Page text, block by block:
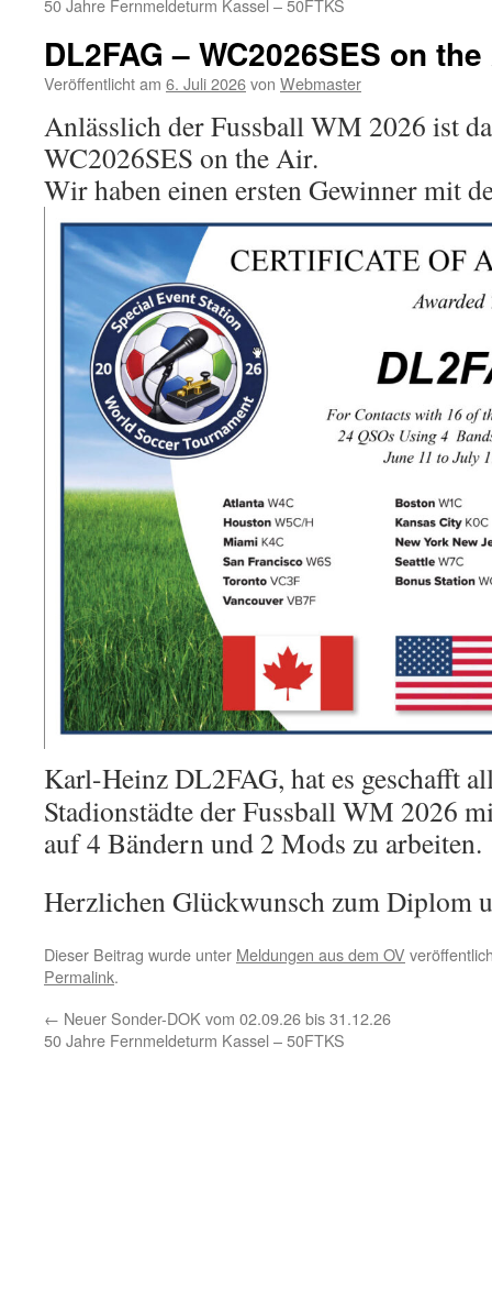
50 Jahre Fernmeldeturm Kassel – 50FTKS
DL2FAG – WC2026SES on
Veröffentlicht am 6. Juli 2026von Webmaster
Anlässlich der Fussball WM 2026 ist
WC2026SES on the Air.
Wir haben einen ersten Gewinner mit
Karl-Heinz DL2FAG, hat es geschafft
Stadionstädte der Fussball WM 2026
auf 4 Bändern und 2 Mods zu arbeiten.
Herzlichen Glückwunsch zum Diplom
Dieser Beitrag wurde unter Meldungen aus dem OV
Permalink.
← Neuer Sonder-DOK vom 02.09.26 bis 31.12.26
50 Jahre Fernmeldeturm Kassel – 50FTKS